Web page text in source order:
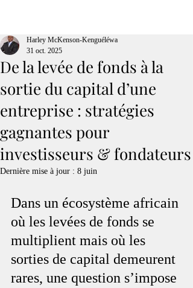
De la levée de fonds à la
sortie du capital d’une
entreprise : stratégies
gagnantes pour
investisseurs & fondateurs
Harley McKenson-Kenguéléwa
31 oct. 2025
Dernière mise à jour : 8 juin
Dans un écosystème africain
où les levées de fonds se
multiplient mais où les
sorties de capital demeurent
rares, une question s’impose